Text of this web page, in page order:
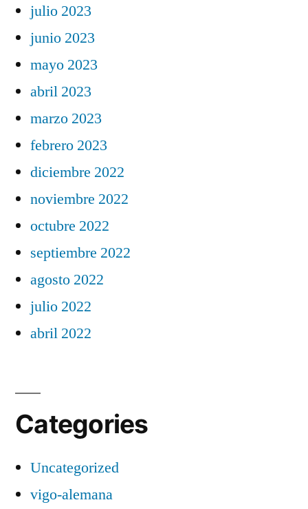
julio 2023
junio 2023
mayo 2023
abril 2023
marzo 2023
febrero 2023
diciembre 2022
noviembre 2022
octubre 2022
septiembre 2022
agosto 2022
julio 2022
abril 2022
Categories
Uncategorized
vigo-alemana